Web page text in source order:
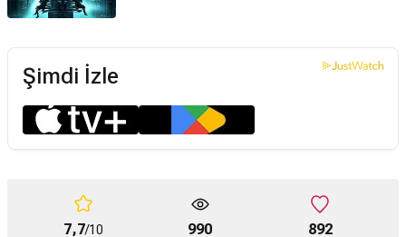
Şimdi İzle
7,7/10
990 892